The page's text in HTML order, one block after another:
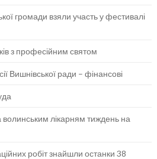
громади взяли участь у фестивалі
з професійним святом
Вишнівської ради – фінансові
лікарням тиждень на
робіт знайшли останки 38